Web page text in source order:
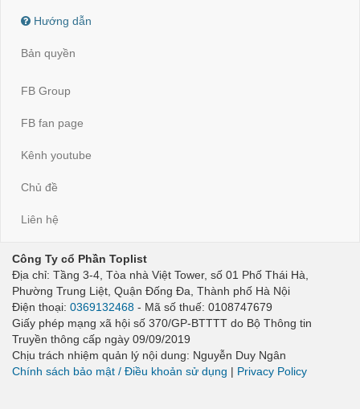
Hướng dẫn
Bản quyền
FB Group
FB fan page
Kênh youtube
Chủ đề
Liên hệ
Công Ty cổ Phần Toplist
Địa chỉ: Tầng 3-4, Tòa nhà Việt Tower, số 01 Phố Thái Hà,
Phường Trung Liệt, Quận Đống Đa, Thành phố Hà Nội
Điện thoại: 0369132468 - Mã số thuế: 0108747679
Giấy phép mạng xã hội số 370/GP-BTTTT do Bộ Thông tin
Truyền thông cấp ngày 09/09/2019
Chịu trách nhiệm quản lý nội dung: Nguyễn Duy Ngân
Chính sách bảo mật / Điều khoản sử dụng | Privacy Policy